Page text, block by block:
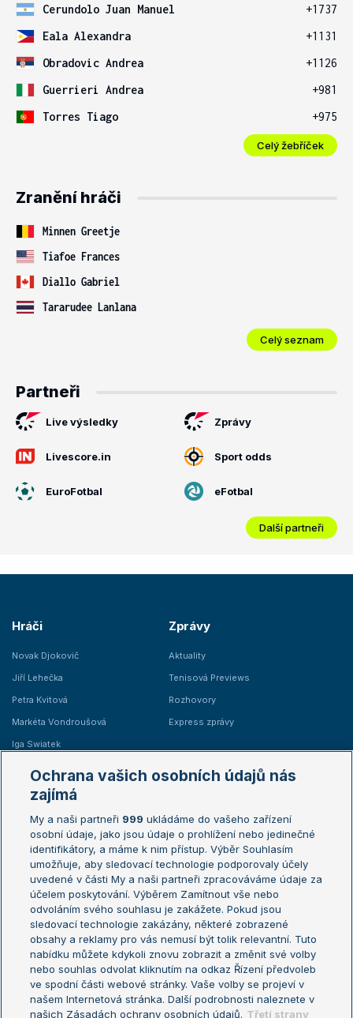
Cerundolo Juan Manuel
+1737
Eala Alexandra
+1131
Obradovic Andrea
+1126
Guerrieri Andrea
+981
Torres Tiago
+975
Celý žebříček
Zranění hráči
Minnen Greetje
Tiafoe Frances
Diallo Gabriel
Tararudee Lanlana
Celý seznam
Partneři
Live výsledky Zprávy
Livescore.in Sport odds
EuroFotbal eFotbal
Další partneři
Hráči
Novak Djokovič
Jiří Lehečka
Petra Kvitová
Markéta Vondroušová
Iga Swiatek
Zprávy
Aktuality
Tenisová Previews
Rozhovory
Express zprávy
Žebříčky
Žebříček ATP (muži)
Žebříček WTA (ženy)
Sázkařský žebříček
Australian Open
French Open
Wimbledon
US Open
Turnaj mistrů
Turnaj mistryň
Aktualní trendy
Fotbalové přestupy
Livesport Daily
Ochrana vašich osobních údajů nás
zajímá
My a naši partneři 999 ukládáme do vašeho zařízení
osobní údaje, jako jsou údaje o prohlížení nebo jedinečné
identifikátory, a máme k nim přístup. Výběr Souhlasím
umožňuje, aby sledovací technologie podporovaly účely
uvedené v části My a naši partneři zpracováváme údaje za
účelem poskytování. Výběrem Zamítnout vše nebo
odvoláním svého souhlasu je zakážete. Pokud jsou
sledovací technologie zakázány, některé zobrazené
obsahy a reklamy pro vás nemusí být tolik relevantní. Tuto
nabídku můžete kdykoli znovu zobrazit a změnit své volby
nebo souhlas odvolat kliknutím na odkaz Řízení předvoleb
ve spodní části webové stránky. Vaše volby se projeví v
našem Internetová stránka. Další podrobnosti naleznete v
našich Zásadách ochrany osobních údajů. Třetí strany